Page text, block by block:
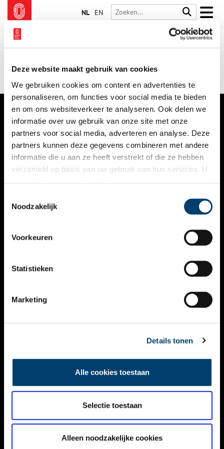
Deze website maakt gebruik van cookies
We gebruiken cookies om content en advertenties te
personaliseren, om functies voor social media te bieden
en om ons websiteverkeer te analyseren. Ook delen we
informatie over uw gebruik van onze site met onze
partners voor social media, adverteren en analyse. Deze
partners kunnen deze gegevens combineren met andere
informatie die u aan ze heeft verstrekt of die ze hebben
verzameld op basis van uw gebruik van hun services. U
Noodzakelijk
Voorkeuren
Statistieken
Marketing
Details tonen
Alle cookies toestaan
Selectie toestaan
Alleen noodzakelijke cookies
NL EN
VERHALEN
NIEUWS
KALENDER
ACTIVITEITEN
NIEUWSBRIEF
DISCLAIMER
TOEGANKELIJKHEID
Volg ONH op social media